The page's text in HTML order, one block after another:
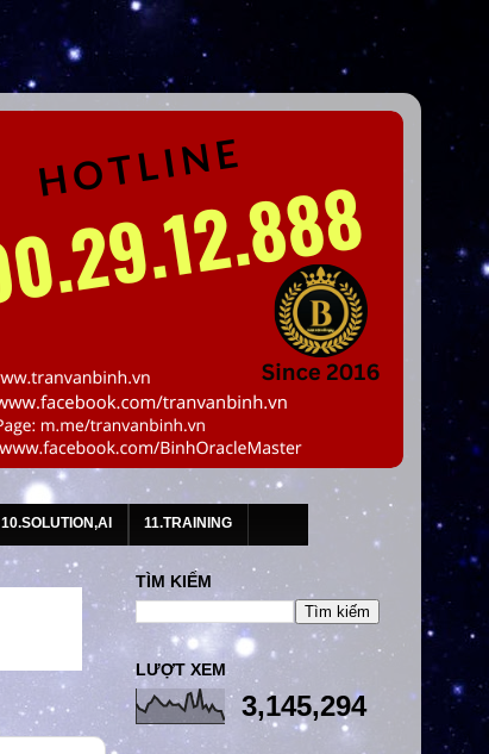
10.SOLUTION,AI 11.TRAINING
TÌM KIẾM
LƯỢT XEM
3,145,294